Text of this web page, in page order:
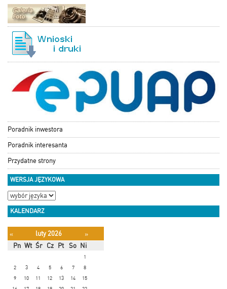
Poradnik inwestora
Poradnik interesanta
Przydatne strony
WERSJA JĘZYKOWA
KALENDARZ
« luty 2026
»
Pn Wt Śr Cz Pt So Ni
1
2
3 4 5 6 7
8
9
10 11 12 13 14
15